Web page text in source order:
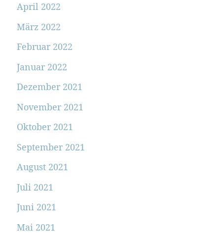
April 2022
März 2022
Februar 2022
Januar 2022
Dezember 2021
November 2021
Oktober 2021
September 2021
August 2021
Juli 2021
Juni 2021
Mai 2021